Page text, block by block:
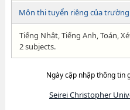
Môn thi tuyển riêng của
Tiếng Nhật, Tiếng Anh, Toán,
2 subjects.
Ngày cập nhập thông tin
Seirei Christopher